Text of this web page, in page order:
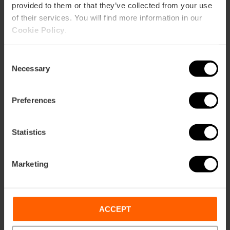
provided to them or that they’ve collected from your use
of their services. You will find more information in our
Cookie Policy
Selection
Necessary
Preferences
Statistics
Marketing
ACCEPT
Jours de fermeture
Dimanche
Comment s'y rendre
C1
Plaça de Mossén Sorell, 46003, València, España